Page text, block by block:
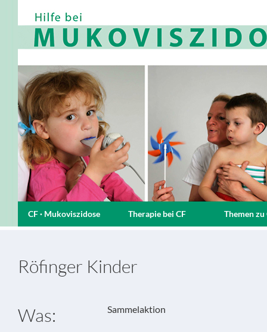
CF · Mukoviszidose Therapie bei CF Themen zu
Röfinger Kinder
Was: Sammelaktion